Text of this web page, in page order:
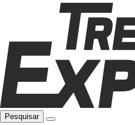
Pesquisar